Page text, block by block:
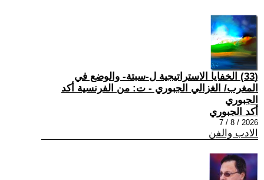
(33) الخفايا الاستراتيجية ل-سبتة- والوضع في
المغرب/ الغزالي الجبوري - ت: من الفرنسية أكد
الجبوري
أكد الجبوري
2026 / 8 / 7
الادب والفن